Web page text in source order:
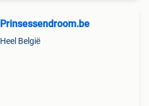
Prinsessendroom.be
Heel België